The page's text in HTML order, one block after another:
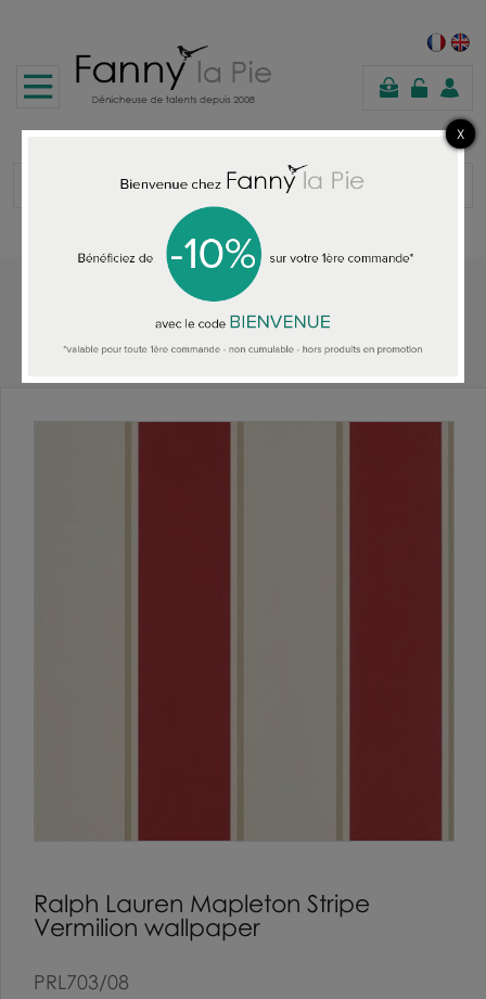
shopping
cart
ALL THE WALLPAPER
Ralph Lauren Mapleton Stripe Vermilion wallpaper
Ralph Lauren Mapleton Stripe
Vermilion wallpaper
PRL703/08